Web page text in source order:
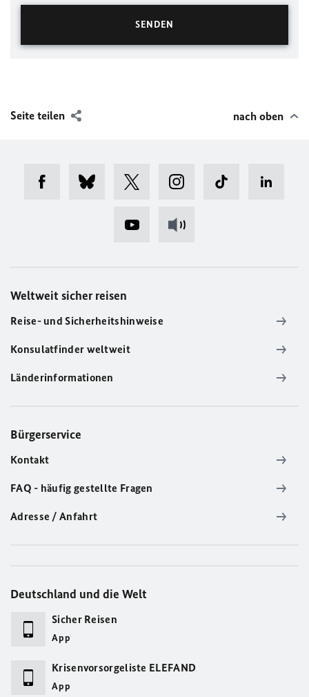
Seite teilen nach oben
Weltweit sicher reisen
Reise- und Sicherheitshinweise
Konsulatfinder weltweit
Länderinformationen
Bürgerservice
Kontakt
FAQ - häufig gestellte Fragen
Adresse / Anfahrt
Deutschland und die Welt
Sicher Reisen
App
Krisenvorsorgeliste ELEFAND
App